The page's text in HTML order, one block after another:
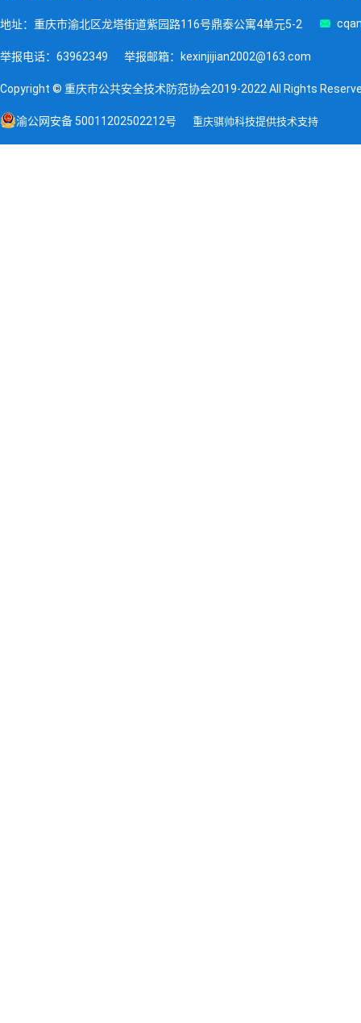
地址：重庆市渝北区龙塔街道紫园路116号鼎泰公寓4单元5-2 
举报电话：63962349 举报邮箱：kexinjijian2002@163.com
Copyright © 重庆市公共安全技术防范协会2019-2022 All Rights
渝公网安备 50011202502212号 重庆骐帅科技提供技术支持